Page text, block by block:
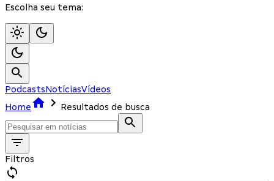
Escolha seu tema:
PodcastsNotíciasVídeos
Home
Resultados de busca
Filtros